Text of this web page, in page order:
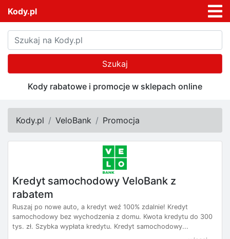
Kody.pl
Szukaj
Kody rabatowe i promocje w sklepach online
Kody.pl VeloBank Promocja
Kredyt samochodowy VeloBank z
rabatem
Ruszaj po nowe auto, a kredyt weź 100% zdalnie! Kredyt
samochodowy bez wychodzenia z domu. Kwota kredytu do 300
tys. zł. Szybka wypłata kredytu. Kredyt samochodowy...